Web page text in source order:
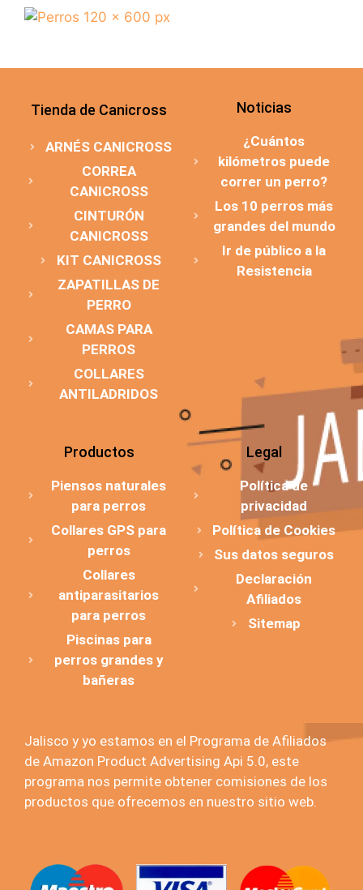
Tienda de Canicross
ARNÉS CANICROSS
CORREA
CANICROSS
CINTURÓN
CANICROSS
KIT CANICROSS
ZAPATILLAS DE
PERRO
CAMAS PARA
PERROS
COLLARES
ANTILADRIDOS
Noticias
¿Cuántos
kilómetros puede
correr un perro?
Los 10 perros más
grandes del mundo
Ir de público a la
Resistencia
Productos
Piensos naturales
para perros
Collares GPS para
perros
Collares
antiparasitarios
para perros
Piscinas para
perros grandes y
bañeras
Legal
Política de
privacidad
Política de Cookies
Sus datos seguros
Declaración
Afiliados
Sitemap
Jalisco y yo estamos en el Programa de Afiliados
de Amazon Product Advertising Api 5.0, este
programa nos permite obtener comisiones de los
productos que ofrecemos en nuestro sitio web.